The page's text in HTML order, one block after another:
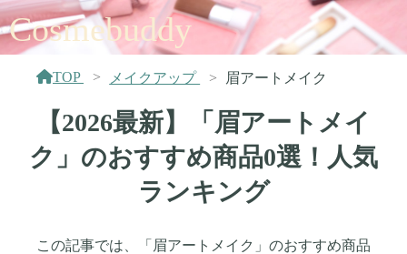
Cosmebuddy
TOP メイクアップ 眉アートメイク
【2026最新】「眉アートメイ
ク」のおすすめ商品0選！人気
ランキング
この記事では、「眉アートメイク」のおすすめ商品